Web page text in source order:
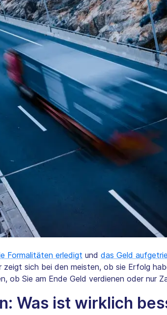
Formalitäten erledigt und das Geld
sich bei den meisten, ob sie Erfolg
ob Sie am Ende Geld verdienen oder nur
Was ist wirklich